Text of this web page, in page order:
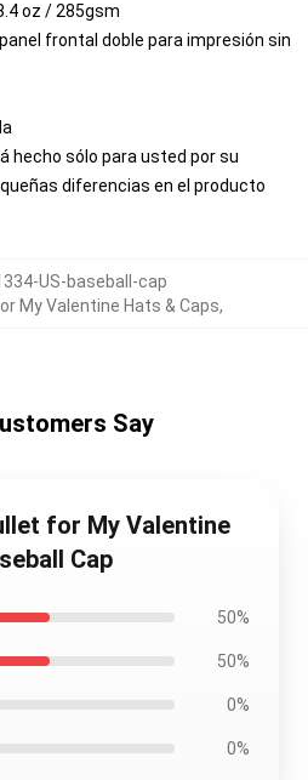
oz / 285gsm
frontal doble para impresión sin
hecho sólo para usted por su
diferencias en el producto
US-baseball-cap
My Valentine Hats & Caps,
Say
for My Valentine
Cap
50%
50%
0%
0%